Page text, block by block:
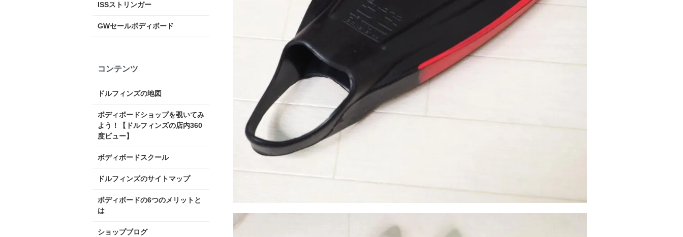
ISSストリンガー
GWセールボディボード
コンテンツ
ドルフィンズの地図
ボディボードショップを覗いてみ
よう！【ドルフィンズの店内360
度ビュー】
ボディボードスクール
ドルフィンズのサイトマップ
ボディボードの6つのメリットと
は
ショップブログ